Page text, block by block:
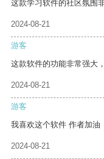
这款学习软件的社区氛围
2024-08-21
游客
这款软件的功能非常强大
2024-08-21
游客
我喜欢这个软件 作者加油
2024-08-21